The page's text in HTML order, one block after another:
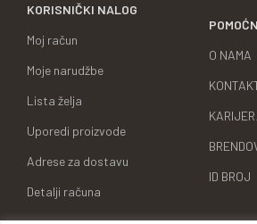
KORISNIČKI NALOG
Moj račun
Moje narudžbe
Lista želja
Uporedi proizvode
Adrese za dostavu
Detalji računa
O NAMA
ID BROJ